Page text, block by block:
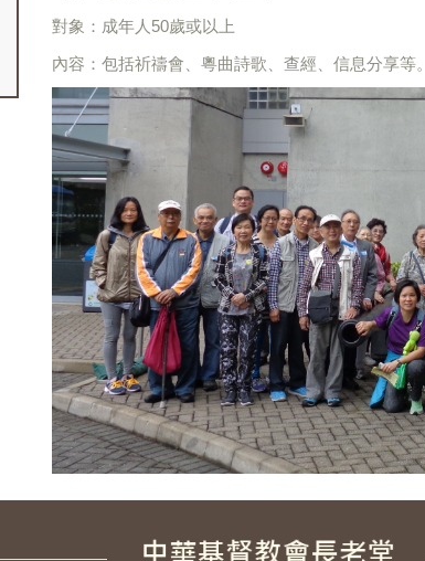
對象：成年人50歲或以上
內容：包括祈禱會、粵曲詩歌、查經、信息分享等。